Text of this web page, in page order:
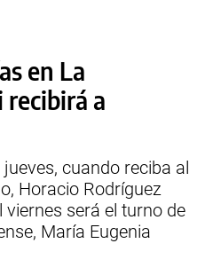
en La
a
cuando reciba al
Horacio Rodríguez
será el turno de
María Eugenia